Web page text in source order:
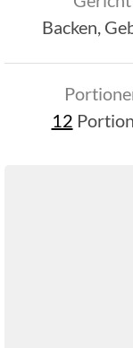
Backen,
12